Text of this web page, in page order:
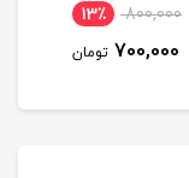
800,000 13٪
700,000 تومان